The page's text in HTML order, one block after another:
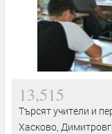
13,515
Търсят учители и
Хасково,